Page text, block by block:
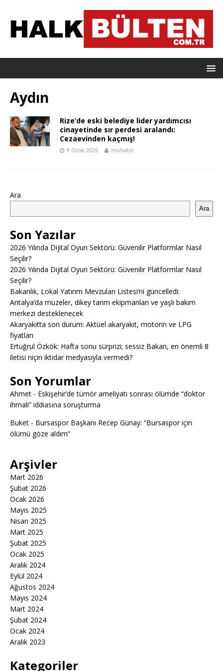
Aydın
Rize’de eski belediye lider yardımcısı
cinayetinde sır perdesi aralandı:
Cezaevinden kaçmış!
9 Ocak 2026 muhabir
Ara
Ara
Son Yazılar
2026 Yılında Dijital Oyun Sektörü: Güvenilir Platformlar Nasıl
Seçilir?
2026 Yılında Dijital Oyun Sektörü: Güvenilir Platformlar Nasıl
Seçilir?
Bakanlık, Lokal Yatırım Mevzuları Listesi’ni güncelledi:
Antalya’da müzeler, dikey tarım ekipmanları ve yaşlı bakım
merkezi desteklenecek
Akaryakıtta son durum: Aktüel akaryakıt, motorin ve LPG
fiyatları
Ertuğrul Özkök: Hafta sonu sürprizi; sessiz Bakan, en önemli 8
iletisi niçin iktidar medyasıyla vermedi?
Son Yorumlar
Ahmet - Eskişehir’de tümör ameliyatı sonrası ölümde “doktor
ihmali” iddiasına soruşturma
Buket - Bursaspor Başkanı Recep Günay: “Bursaspor için
ölümü göze aldım”
Arşivler
Mart 2026
Şubat 2026
Ocak 2026
Mayıs 2025
Nisan 2025
Mart 2025
Şubat 2025
Ocak 2025
Aralık 2024
Eylül 2024
Ağustos 2024
Mayıs 2024
Mart 2024
Şubat 2024
Ocak 2024
Aralık 2023
Kategoriler